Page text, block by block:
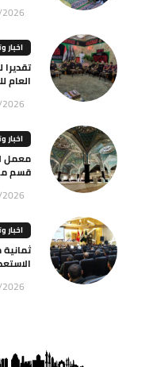
اخبار
العام
اخبار
معمل
قسم
اخبار